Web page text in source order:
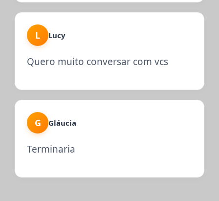
L Lucy
Quero muito conversar com vcs
G Gláucia
Terminaria